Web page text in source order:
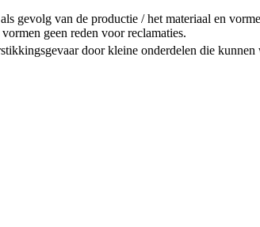
van de productie / het materiaal en
geen reden voor reclamaties.
door kleine onderdelen die